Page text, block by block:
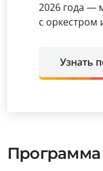
2026 года —
с оркестром
Узнать
Программа